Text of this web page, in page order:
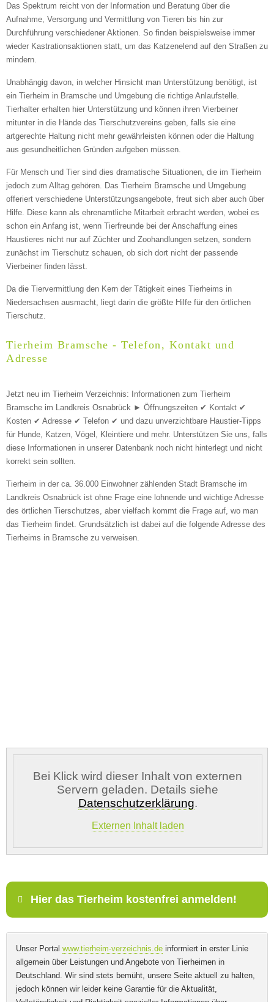
Name*
Informationen über das Tier
Art des Tiers *
Beschreibung des Tiers*
Bild des Tiers
Kontaktdaten des Besitzers
E-Mail-Adresse*
Mit Absenden der Daten akzeptiere ich die
AGB`s.
ABSENDEN
Das Spektrum reicht von der Information und Beratung über die
Aufnahme, Versorgung und Vermittlung von Tieren bis hin zur
Durchführung verschiedener Aktionen. So finden beispielsweise immer
wieder Kastrationsaktionen statt, um das Katzenelend auf den Straßen zu
mindern.
Unabhängig davon, in welcher Hinsicht man Unterstützung benötigt, ist
ein Tierheim in Bramsche und Umgebung die richtige Anlaufstelle.
Tierhalter erhalten hier Unterstützung und können ihren Vierbeiner
mitunter in die Hände des Tierschutzvereins geben, falls sie eine
artgerechte Haltung nicht mehr gewährleisten können oder die Haltung
aus gesundheitlichen Gründen aufgeben müssen.
Für Mensch und Tier sind dies dramatische Situationen, die im Tierheim
jedoch zum Alltag gehören. Das Tierheim Bramsche und Umgebung
offeriert verschiedene Unterstützungsangebote, freut sich aber auch über
Hilfe. Diese kann als ehrenamtliche Mitarbeit erbracht werden, wobei es
schon ein Anfang ist, wenn Tierfreunde bei der Anschaffung eines
Haustieres nicht nur auf Züchter und Zoohandlungen setzen, sondern
zunächst im Tierschutz schauen, ob sich dort nicht der passende
Vierbeiner finden lässt.
Da die Tiervermittlung den Kern der Tätigkeit eines Tierheims in
Niedersachsen ausmacht, liegt darin die größte Hilfe für den örtlichen
Tierschutz.
Tierheim Bramsche - Telefon, Kontakt und
Adresse
Jetzt neu im Tierheim Verzeichnis: Informationen zum Tierheim
Bramsche im Landkreis Osnabrück ► Öffnungszeiten ✔ Kontakt ✔
Kosten ✔ Adresse ✔ Telefon ✔ und dazu unverzichtbare Haustier-Tipps
für Hunde, Katzen, Vögel, Kleintiere und mehr. Unterstützen Sie uns, falls
diese Informationen in unserer Datenbank noch nicht hinterlegt und nicht
korrekt sein sollten.
Tierheim in der ca. 36.000 Einwohner zählenden Stadt Bramsche im
Landkreis Osnabrück ist ohne Frage eine lohnende und wichtige Adresse
des örtlichen Tierschutzes, aber vielfach kommt die Frage auf, wo man
das Tierheim findet. Grundsätzlich ist dabei auf die folgende Adresse des
Tierheims in Bramsche zu verweisen.
Bei Klick wird dieser Inhalt von externen
Servern geladen. Details siehe
Datenschutzerklärung.
Externen Inhalt laden
Hier das Tierheim kostenfrei anmelden!
Name*
Unser Portal www.tierheim-verzeichnis.de informiert in erster Linie
allgemein über Leistungen und Angebote von Tierheimen in
Deutschland. Wir sind stets bemüht, unsere Seite aktuell zu halten,
jedoch können wir leider keine Garantie für die Aktualität,